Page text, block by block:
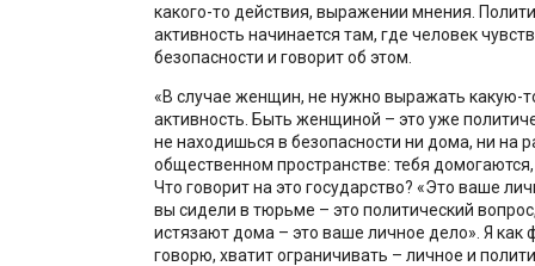
какого-то действия, выражении мнения.
активность начинается там, где человек
безопасности и говорит об этом.
«В случае женщин, не нужно выражать какую-
активность. Быть женщиной – это уже
не находишься в безопасности ни дома, ни на
общественном пространстве: тебя
Что говорит на это государство? «Это ваше
вы сидели в тюрьме – это политический
истязают дома – это ваше личное дело». Я как
говорю, хватит ограничивать – личное и